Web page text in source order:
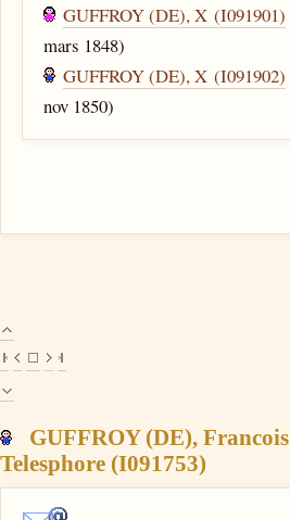
GUFFROY (DE), X (I091901)
mars 1848)
GUFFROY (DE), X (I091902)
nov 1850)
GUFFROY (DE), Francois
Telesphore (I091753)